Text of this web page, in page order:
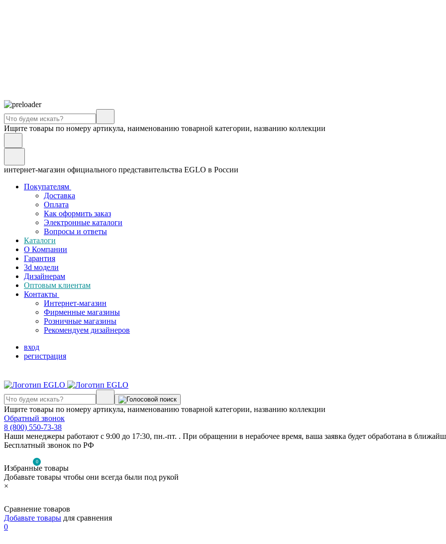
Ищите товары по номеру артикула, наименованию товарной категории, названию коллекции
интернет-магазин официального представительства EGLO в России
Покупателям
Доставка
Оплата
Как оформить заказ
Электронные каталоги
Вопросы и ответы
Каталоги
О Компании
Гарантия
3d модели
Дизайнерам
Оптовым клиентам
Контакты
Интернет-магазин
Фирменные магазины
Розничные магазины
Рекомендуем дизайнеров
вход
регистрация
Ищите товары по номеру артикула, наименованию товарной категории, названию коллекции
Обратный звонок
8 (800) 550-73-38
Наши менеджеры работают с 9:00 до 17:30, пн.-пт. . При обращении в нерабочее время, ваша заявка будет обработана в
Бесплатный звонок по РФ
0
Избранные товары
Добавьте товары чтобы они всегда были под рукой
×
Сравнение товаров
Добавьте товары для сравнения
0